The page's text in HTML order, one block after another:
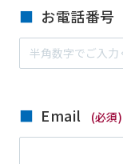
お電話番号
Email (必須)